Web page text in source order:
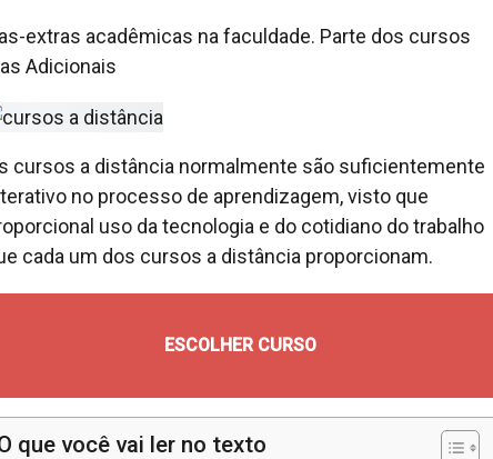
extras acadêmicas na faculdade. Parte dos cursos
Adicionais
cursos a distância normalmente são suficientemente
no processo de aprendizagem, visto que
uso da tecnologia e do cotidiano do trabalho
cada um dos cursos a distância proporcionam.
ESCOLHER CURSO
que você vai ler no texto